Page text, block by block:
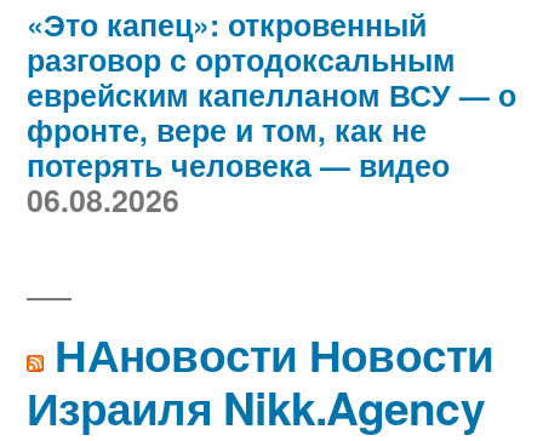
«Это капец»: откровенный
разговор с ортодоксальным
еврейским капелланом ВСУ — о
фронте, вере и том, как не
потерять человека — видео
06.08.2026
НАновости Новости
Израиля Nikk.Agency